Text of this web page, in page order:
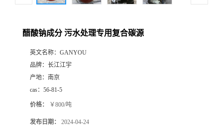
醋酸钠成分 污水处理专用复合碳源
英文名称： GANYOU
品牌： 长江江宇
产地： 南京
cas： 56-81-5
价格： ￥800/吨
发布日期： 2024-04-24